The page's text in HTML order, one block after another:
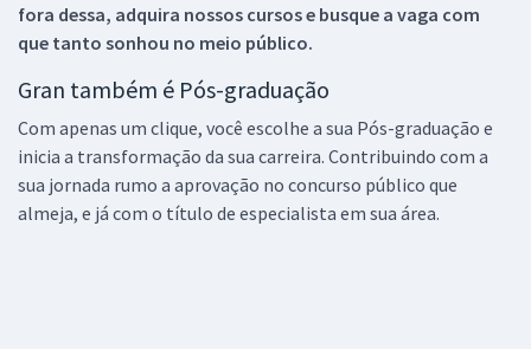
fora dessa, adquira nossos cursos e busque a vaga com
que tanto sonhou no meio público.
Gran também é Pós-graduação
Com apenas um clique, você escolhe a sua Pós-graduação e
inicia a transformação da sua carreira. Contribuindo com a
sua jornada rumo a aprovação no concurso público que
almeja, e já com o título de especialista em sua área.